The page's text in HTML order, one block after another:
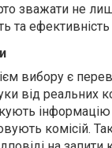
зважати не
та ефективність
вибору є
від реальних
комісій.